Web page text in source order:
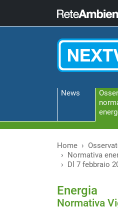
News
Home
Normativa
Dl 7 febbraio
Energia
Normativa